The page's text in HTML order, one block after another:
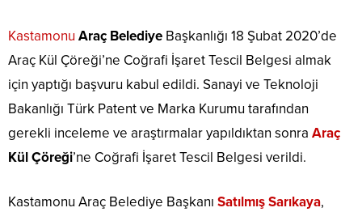
Kastamonu Araç Belediye Başkanlığı 18 Şubat 2020’de
Araç Kül Çöreği’ne Coğrafi İşaret Tescil Belgesi almak
için yaptığı başvuru kabul edildi. Sanayi ve Teknoloji
Bakanlığı Türk Patent ve Marka Kurumu tarafından
gerekli inceleme ve araştırmalar yapıldıktan sonra Araç
Kül Çöreği’ne Coğrafi İşaret Tescil Belgesi verildi.
Kastamonu Araç Belediye Başkanı Satılmış Sarıkaya,